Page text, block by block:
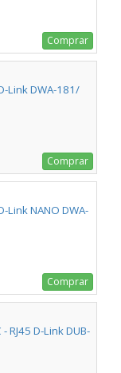
Comprar
Link DWA-181/
Comprar
Link NANO DWA-
Comprar
RJ45 D-Link DUB-